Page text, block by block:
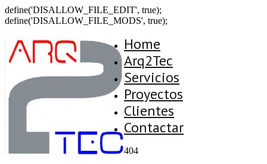
define('DISALLOW_FILE_EDIT', true);
define('DISALLOW_FILE_MODS', true);
Home
Arq2Tec
Servicios
Proyectos
Clientes
Contactar
404